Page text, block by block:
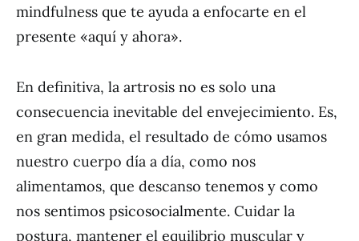
mindfulness que te ayuda a enfocarte en el
presente «aquí y ahora».
En definitiva, la artrosis no es solo una
consecuencia inevitable del envejecimiento. Es,
en gran medida, el resultado de cómo usamos
nuestro cuerpo día a día, como nos
alimentamos, que descanso tenemos y como
nos sentimos psicosocialmente. Cuidar la
postura, mantener el equilibrio muscular y